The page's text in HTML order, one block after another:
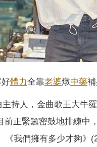
體力全靠老婆燉中藥
持人，金曲歌王大牛
前正緊鑼密鼓地排練
我們擁有多少才夠》